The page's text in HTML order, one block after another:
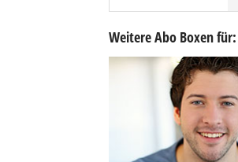
Weitere Abo Boxen für: